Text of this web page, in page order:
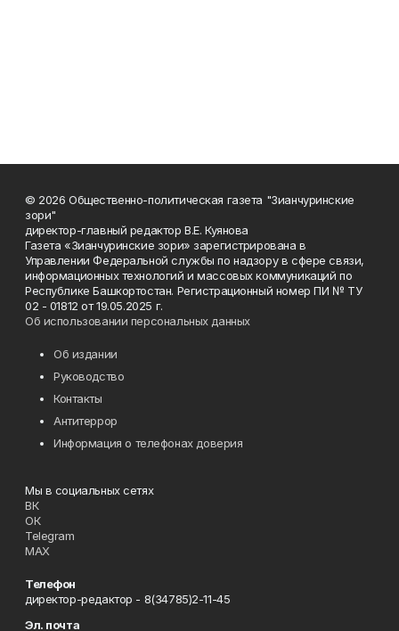
© 2026 Общественно-политическая газета "Зианчуринские
зори"
директор-главный редактор В.Е. Куянова
Газета «Зианчуринские зори» зарегистрирована в
Управлении Федеральной службы по надзору в сфере связи,
информационных технологий и массовых коммуникаций по
Республике Башкортостан. Регистрационный номер ПИ № ТУ
02 - 01812 от 19.05.2025 г.
Об использовании персональных данных
Об издании
Руководство
Контакты
Антитеррор
Информация о телефонах доверия
Мы в социальных сетях
ВК
ОК
Telegram
MAX
Телефон
директор-редактор - 8(34785)2-11-45
Эл. почта